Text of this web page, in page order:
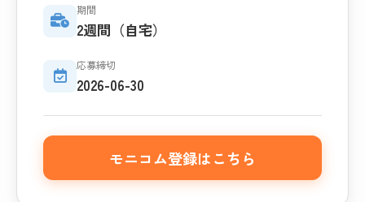
期間
2週間（自宅）
応募締切
2026-06-30
モニコム登録はこちら